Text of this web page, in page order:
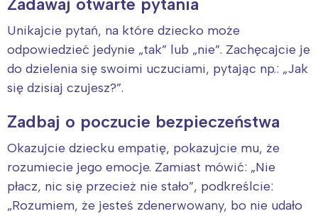
Unikajcie pytań, na które dziecko może
odpowiedzieć jedynie „tak” lub „nie”. Zachęcajcie je
do dzielenia się swoimi uczuciami, pytając np.: „Jak
się dzisiaj czujesz?”.
Zadbaj o poczucie bezpieczeństwa
Okazujcie dziecku empatię, pokazujcie mu, że
rozumiecie jego emocje. Zamiast mówić: „Nie
płacz, nic się przecież nie stało”, podkreślcie:
„Rozumiem, że jesteś zdenerwowany, bo nie udało